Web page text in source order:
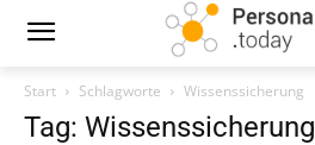
Start Schlagworte Wissenssicherung
Tag: Wissenssicherung